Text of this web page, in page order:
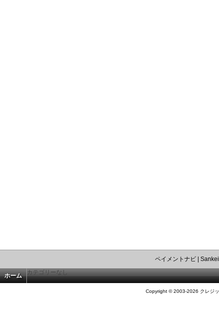
ペイメントナビ|
ホーム カテゴリーなし
Copyright © 2003-2026 クレジ